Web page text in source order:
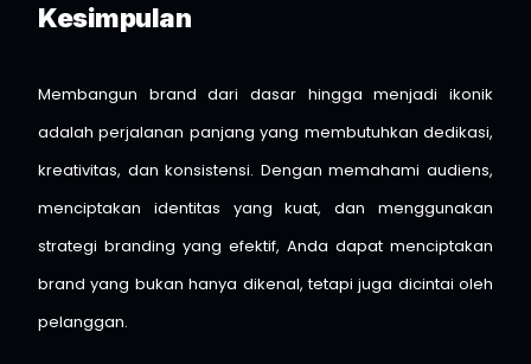
Kesimpulan
Membangun brand dari dasar hingga menjadi ikonik
adalah perjalanan panjang yang membutuhkan dedikasi,
kreativitas, dan konsistensi. Dengan memahami audiens,
menciptakan identitas yang kuat, dan menggunakan
strategi branding yang efektif, Anda dapat menciptakan
brand yang bukan hanya dikenal, tetapi juga dicintai oleh
pelanggan.